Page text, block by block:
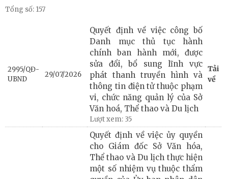
Tổng số: 157
2995/QĐ-
UBND
29/07/2026
Quyết định về việc công bố
Danh mục thủ tục hành
chính ban hành mới, được
sửa đổi, bổ sung lĩnh vực
phát thanh truyền hình và
thông tin điện tử thuộc phạm
vi, chức năng quản lý của Sở
Văn hoá, Thể thao và Du lịch
Lượt xem: 35
Tải
về
Quyết định về việc ủy quyền
cho Giám đốc Sở Văn hóa,
Thể thao và Du lịch thực hiện
một số nhiệm vụ thuộc thẩm